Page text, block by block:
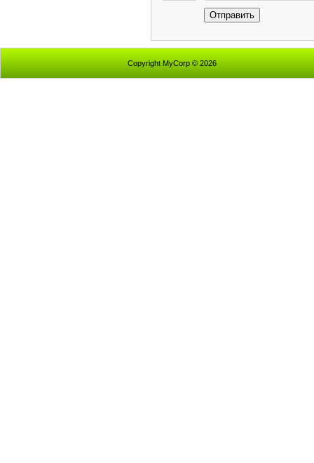
Отправить
Copyright MyCorp © 2026